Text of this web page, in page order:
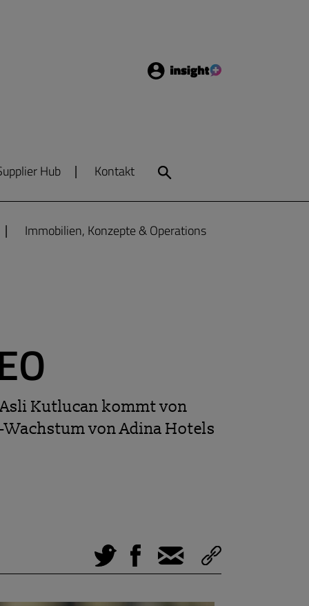
Hub Kontakt
Immobilien, Konzepte & Operations
Kutlucan kommt von
von Adina Hotels
Tweet Facebook
E-Mail